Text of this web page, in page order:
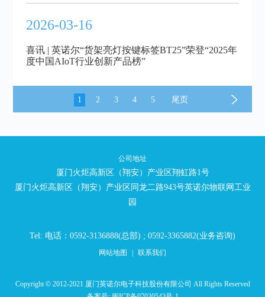
2026-03-16
喜讯 | 英诺尔“货架亮灯按键标签BT25”荣登“2025年
度中国AIoT行业创新产品榜”
1 2 3 4 5 尾页
公司地址
厦门火炬高新区（翔安）产业区翔虹路1号
厦门火炬高新区（翔安）产业区同龙二路943号英诺尔物联网工业
园
Tel: 电话：0592-3136888(总部) ; 0592-3365882(业务咨询)
网站地图 联系我们
Copyright © 2012-2021 厦门英诺尔电子科技股份有限公司 All Rights Reserved